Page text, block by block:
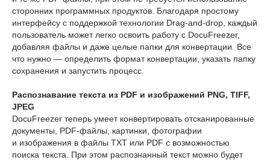
сторонних программных продуктов. Благодаря простому
интерфейсу с поддержкой технологии Drag-and-drop, каждый
пользователь может легко освоить работу с DocuFreezer,
добавляя файлы и даже целые папки для конвертации. Все
что нужно — определить формат конвертации, указать папку
сохранения и запустить процесс.
Распознавание текста из PDF и изображений PNG, TIFF,
JPEG
DocuFreezer теперь умеет конвертировать отсканированные
документы, PDF-файлы, картинки, фотографии
и изображения в файлы TXT или PDF с возможностью
поиска текста. При этом распознанный текст можно будет